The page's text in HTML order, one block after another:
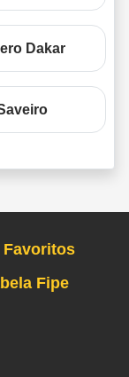
Dakar
Favoritos
Fipe